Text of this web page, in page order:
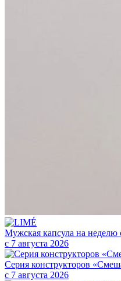
Мужская капсула на неделю
с 7 августа 2026
Серия конструкторов
с 7 августа 2026